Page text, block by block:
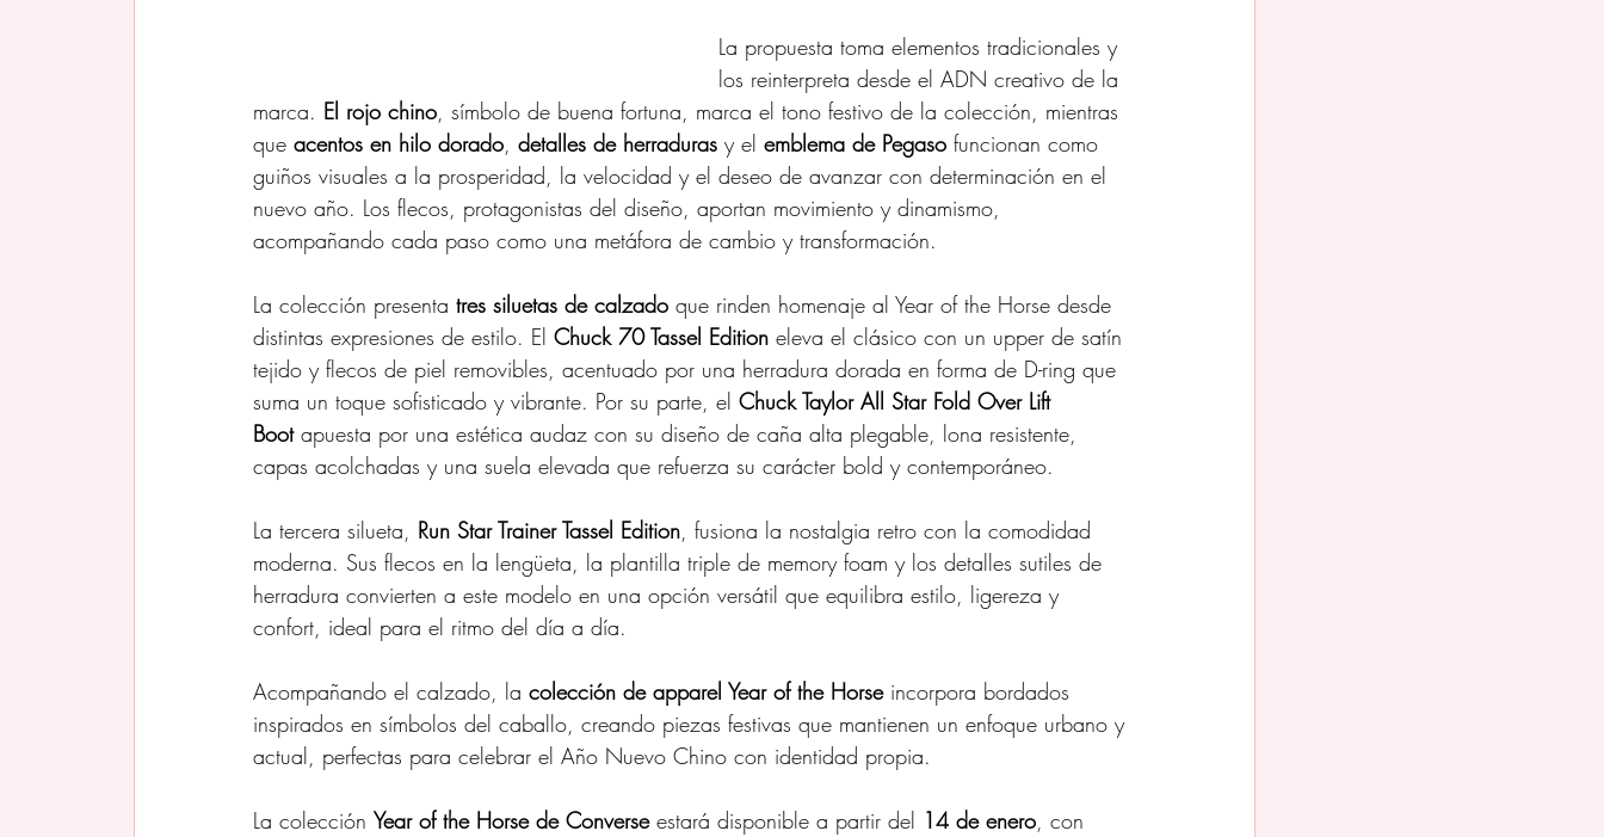
La propuesta toma elementos tradicionales y
los reinterpreta desde el ADN creativo de la
marca. El rojo chino, símbolo de buena fortuna, marca el tono festivo de la colección, mientras
que acentos en hilo dorado, detalles de herraduras y el emblema de Pegaso funcionan como
guiños visuales a la prosperidad, la velocidad y el deseo de avanzar con determinación en el
nuevo año. Los flecos, protagonistas del diseño, aportan movimiento y dinamismo,
acompañando cada paso como una metáfora de cambio y transformación.
La colección presenta tres siluetas de calzado que rinden homenaje al Year of the Horse desde
distintas expresiones de estilo. El Chuck 70 Tassel Edition eleva el clásico con un upper de satín
tejido y flecos de piel removibles, acentuado por una herradura dorada en forma de D-ring que
suma un toque sofisticado y vibrante. Por su parte, el Chuck Taylor All Star Fold Over Lift
Boot apuesta por una estética audaz con su diseño de caña alta plegable, lona resistente,
capas acolchadas y una suela elevada que refuerza su carácter bold y contemporáneo.
La tercera silueta, Run Star Trainer Tassel Edition, fusiona la nostalgia retro con la comodidad
moderna. Sus flecos en la lengüeta, la plantilla triple de memory foam y los detalles sutiles de
herradura convierten a este modelo en una opción versátil que equilibra estilo, ligereza y
confort, ideal para el ritmo del día a día.
Acompañando el calzado, la colección de apparel Year of the Horse incorpora bordados
inspirados en símbolos del caballo, creando piezas festivas que mantienen un enfoque urbano y
actual, perfectas para celebrar el Año Nuevo Chino con identidad propia.
La colección Year of the Horse de Converse estará disponible a partir del 14 de enero, con